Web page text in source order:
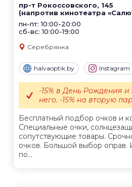
пр-т Рокоссовского, 145
(напротив кинотеатра
пн-пт: 10:00-20:00
сб-вс: 10:00-19:00
Серебрянка
halvaoptik.by Instagram
Бесплатный подбор очков и
Специальные очки,
сопутствующие товары.
очков. Большой выбор оправ.
по...
-15% в День Рождения и
него. -15% на вторую